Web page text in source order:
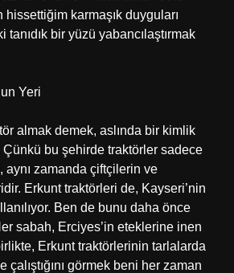
karmaşık duyguları
bir yüzü yabancılaştırmak
Yeri
almak demek, aslında bir kimlik
Çünkü bu şehirde traktörler sadece
aynı zamanda çiftçilerin ve
Erkunt traktörleri de, Kayseri’nin
Ben de bunu daha önce
sabah, Erciyes’in eteklerine inen
Erkunt traktörlerinin tarlalarda
çalıştığını görmek beni her zaman